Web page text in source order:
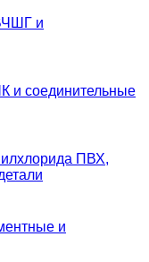
и
и соединительные
ПВХ,
и